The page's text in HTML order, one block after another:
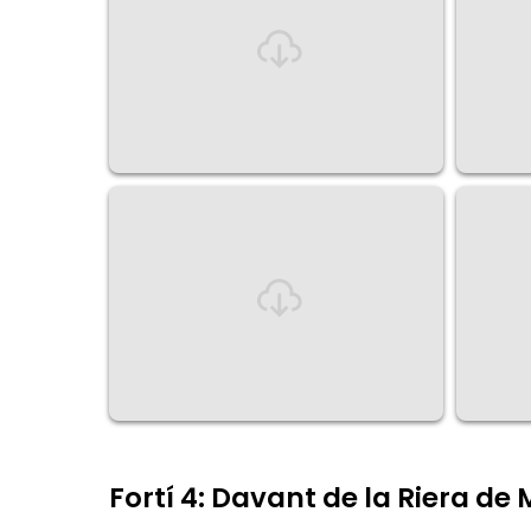
Fortí 4: Davant de la Riera de